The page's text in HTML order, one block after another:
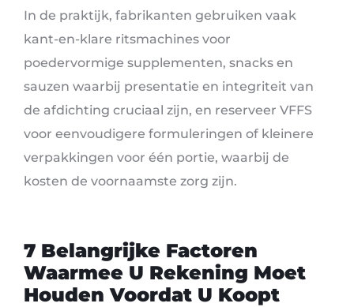
In de praktijk, fabrikanten gebruiken vaak
kant-en-klare ritsmachines voor
poedervormige supplementen, snacks en
sauzen waarbij presentatie en integriteit van
de afdichting cruciaal zijn, en reserveer VFFS
voor eenvoudigere formuleringen of kleinere
verpakkingen voor één portie, waarbij de
kosten de voornaamste zorg zijn.
7 Belangrijke Factoren
Waarmee U Rekening Moet
Houden Voordat U Koopt